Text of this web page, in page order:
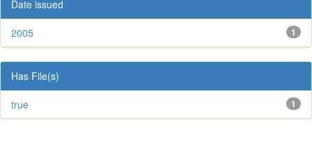
Date issued
1
2005
Has File(s)
1
true